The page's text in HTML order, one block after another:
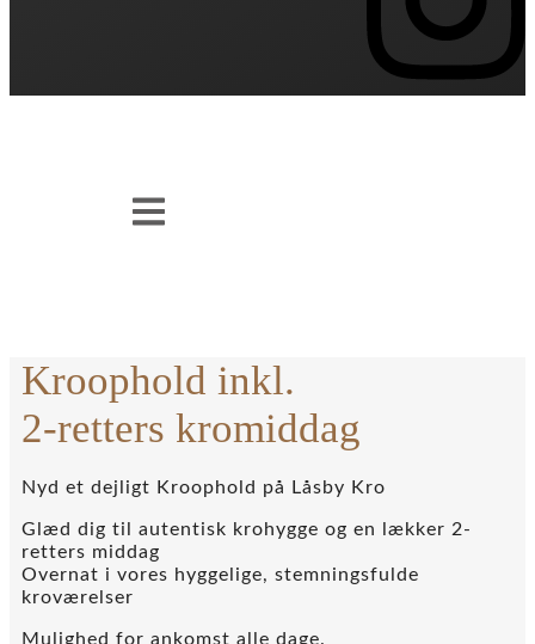
Kroophold inkl.
2-retters kromiddag
Nyd et dejligt Kroophold på Låsby Kro
Glæd dig til autentisk krohygge og en lækker 2-
retters middag
Overnat i vores hyggelige, stemningsfulde
kroværelser
Mulighed for ankomst alle dage.